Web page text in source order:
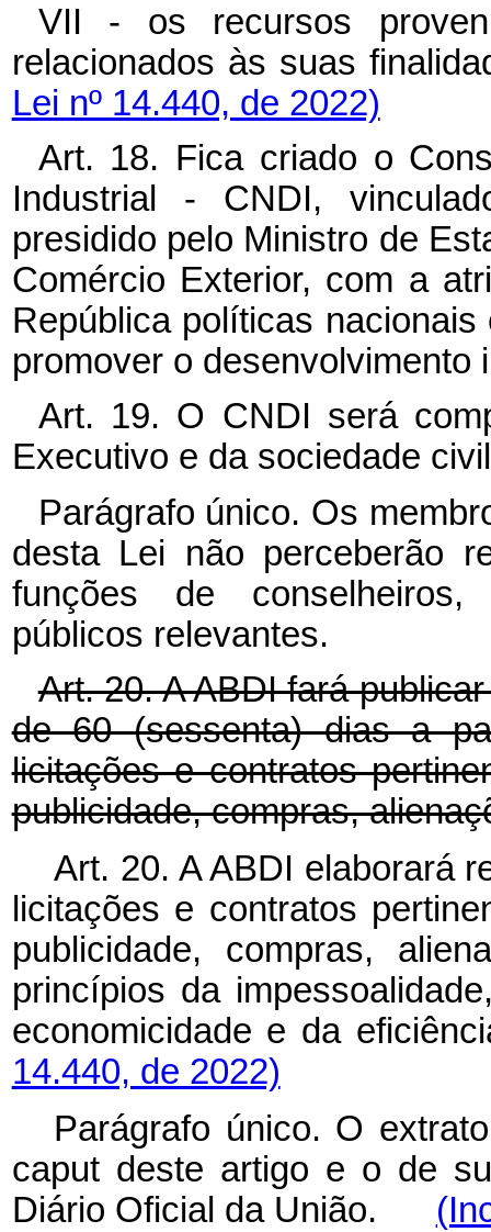
VII - os recursos
relacionados às suas
Lei nº 14.440, de 2022)
Art. 18. Fica criado o
Industrial - CNDI,
presidido pelo Ministro de
Comércio Exterior, com a
República políticas
promover o desenvolvimento
Art. 19. O CNDI será
Executivo e da sociedade
Parágrafo único. Os
desta Lei não perceberão
funções de conselheiros,
públicos relevantes.
Art. 20. A ABDI fará
de 60 (sessenta) dias a
licitações e contratos
publicidade, compras,
Art. 20. A ABDI elaborará
licitações e contratos
publicidade, compras,
princípios da
economicidade e da
14.440, de 2022)
Parágrafo único. O
caputdeste artigo e o de
Diário Oficial da União.